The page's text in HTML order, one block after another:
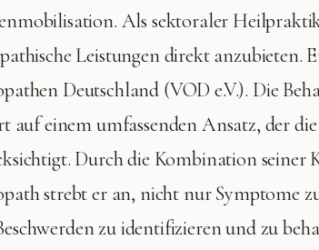
Als sektoraler
Leistungen direkt anzubieten.
Deutschland (VOD e.V.). Die
auf einem umfassenden Ansatz, der
Durch die Kombination seiner
strebt er an, nicht nur Symptome
zu identifizieren und zu